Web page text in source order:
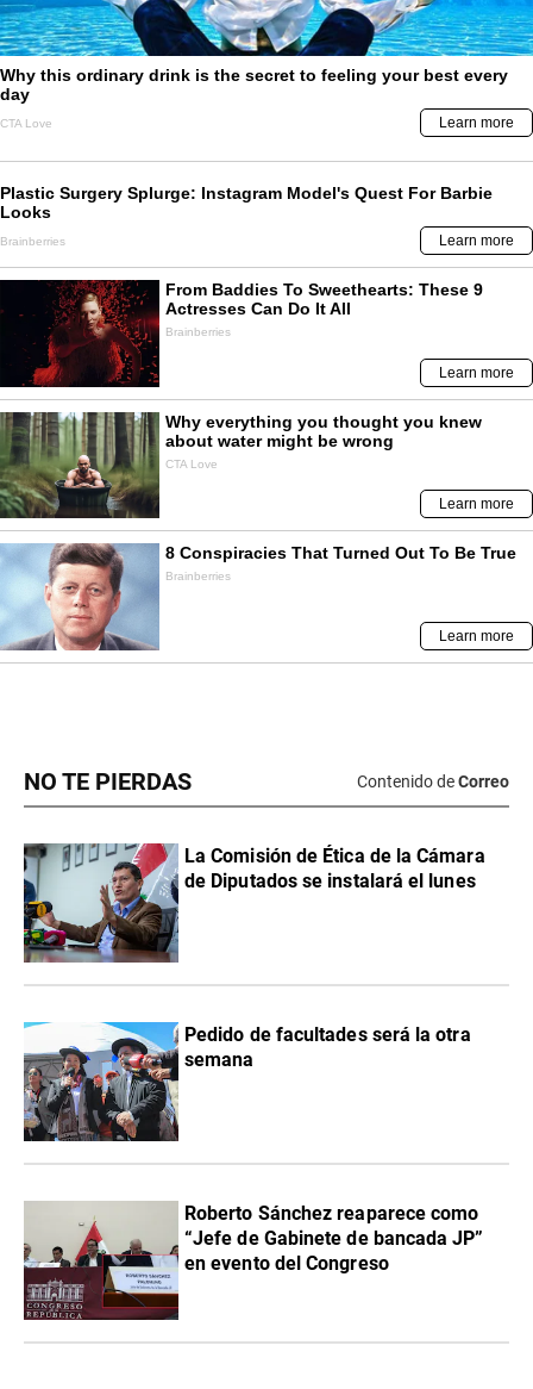
NO TE PIERDAS Contenido deCorreo
La Comisión de Ética de la Cámara
de Diputados se instalará el lunes
Pedido de facultades será la otra
semana
Roberto Sánchez reaparece como
“Jefe de Gabinete de bancada JP”
en evento del Congreso